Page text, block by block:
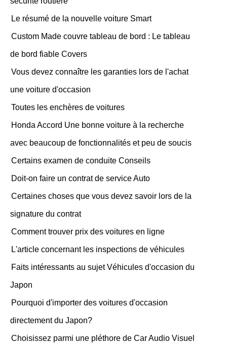
Le résumé de la nouvelle voiture Smart
Custom Made couvre tableau de bord : Le tableau
de bord fiable Covers
Vous devez connaître les garanties lors de l'achat
une voiture d'occasion
Toutes les enchères de voitures
Honda Accord Une bonne voiture à la recherche
avec beaucoup de fonctionnalités et peu de soucis
Certains examen de conduite Conseils
Doit-on faire un contrat de service Auto
Certaines choses que vous devez savoir lors de la
signature du contrat
Comment trouver prix des voitures en ligne
L'article concernant les inspections de véhicules
Faits intéressants au sujet Véhicules d'occasion du
Japon
Pourquoi d'importer des voitures d'occasion
directement du Japon?
Choisissez parmi une pléthore de Car Audio Visuel